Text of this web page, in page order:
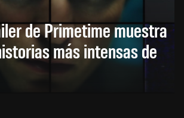
de Primetime muestra
más intensas de